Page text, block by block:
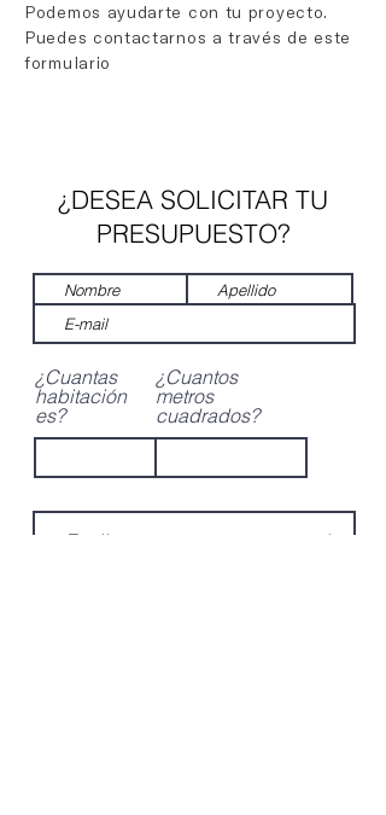
Podemos ayudarte con tu proyecto.
Puedes contactarnos a través de este
formulario
¿DESEA SOLICITAR TU
PRESUPUESTO?
¿Cuantas
habitación
es?
¿Cuantos
metros
cuadrados?